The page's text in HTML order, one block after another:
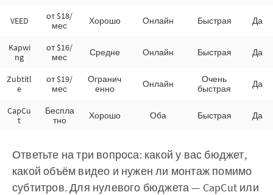
VEED
от $18/
мес
Хорошо Онлайн Быстрая Да
Kapwi
ng
от $16/
мес
Средне Онлайн Быстрая Да
Zubtitl
e
от $19/
мес
Огранич
енно
Онлайн
Очень
быстрая
Да
CapCu
t
Беспла
тно
Хорошо Оба Быстрая Да
Ответьте на три вопроса: какой у вас бюджет,
какой объём видео и нужен ли монтаж помимо
субтитров. Для нулевого бюджета — CapCut или